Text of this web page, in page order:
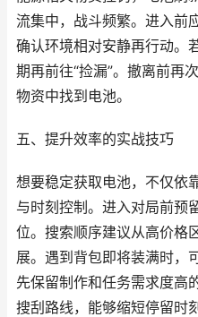
流集中，战斗频繁。进入前
确认环境相对安静再行动。
期再前往“捡漏”。撤离前再
物资中找到电池。
五、提升效率的实战技巧
想要稳定获取电池，不仅依
与时刻控制。进入对局前预
位。搜索顺序建议从高价格
展。遇到背包即将装满时，
先保留制作和任务需求度高
搜刮路线，能够缩短停留时